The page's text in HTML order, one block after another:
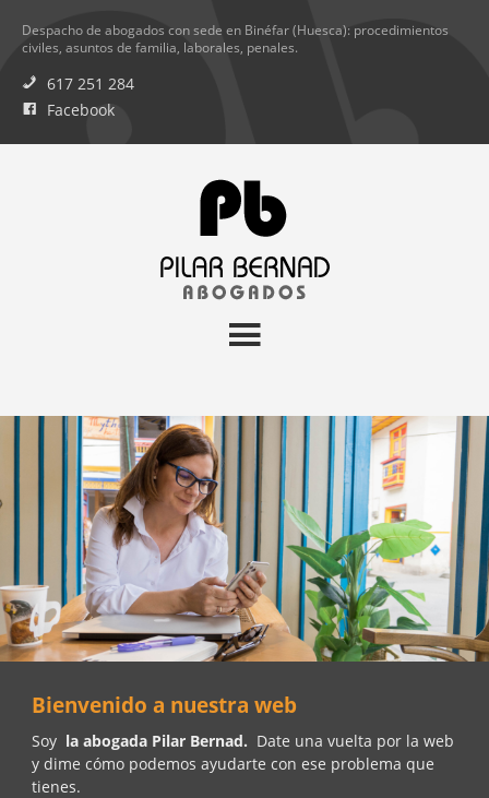
Despacho de abogados con sede en Binéfar (Huesca): procedimientos
civiles, asuntos de familia, laborales, penales.
617 251 284
Facebook
Bienvenido a nuestra web
Soy la abogada Pilar Bernad. Date una vuelta por la web
y dime cómo podemos ayudarte con ese problema que
tienes.